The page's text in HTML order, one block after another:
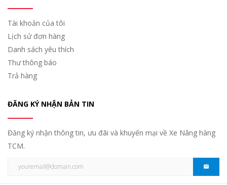
Tài khoản của tôi
Lịch sử đơn hàng
Danh sách yêu thích
Thư thông báo
Trả hàng
ĐĂNG KÝ NHẬN BẢN TIN
Đăng ký nhận thông tin, ưu đãi và khuyến mại về Xe Nâng hàng
TCM.